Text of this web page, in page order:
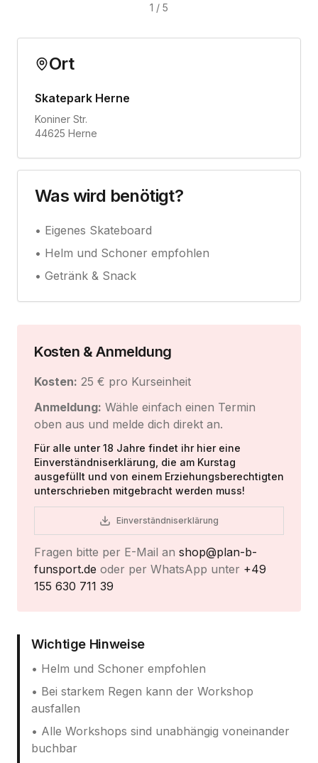
1 / 5
Ort
Skatepark Herne
Koniner Str.
44625 Herne
Was wird benötigt?
• Eigenes Skateboard
• Helm und Schoner empfohlen
• Getränk & Snack
Kosten & Anmeldung
Kosten: 25 € pro Kurseinheit
Anmeldung: Wähle einfach einen Termin
oben aus und melde dich direkt an.
Für alle unter 18 Jahre findet ihr hier eine
Einverständniserklärung, die am Kurstag
ausgefüllt und von einem Erziehungsberechtigten
unterschrieben mitgebracht werden muss!
Einverständniserklärung
Fragen bitte per E-Mail an shop@plan-b-
funsport.de oder per WhatsApp unter +49
155 630 711 39
Wichtige Hinweise
• Helm und Schoner empfohlen
• Bei starkem Regen kann der Workshop
ausfallen
• Alle Workshops sind unabhängig voneinander
buchbar